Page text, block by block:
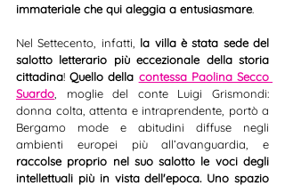
immateriale che qui aleggia a entusiasmare.
Nel Settecento, infatti, la villa è stata sede del
salotto letterario più eccezionale della storia
cittadina! Quello della contessa Paolina Secco
Suardo , moglie del conte Luigi Grismondi:
donna colta, attenta e intraprendente, portò a
Bergamo mode e abitudini diffuse negli
raccolse proprio nel suo salotto le voci degli
intellettuali più in vista dell'epoca. Uno spazio